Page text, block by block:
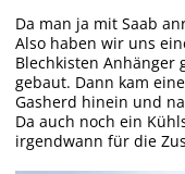
Da man ja mit Saab
Also haben wir uns
Blechkisten Anhänger
gebaut. Dann kam
Gasherd hinein und
Da auch noch ein
irgendwann für die